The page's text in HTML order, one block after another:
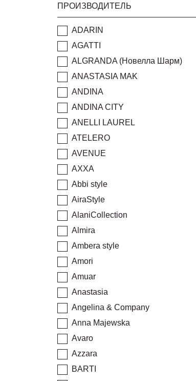
ПРОИЗВОДИТЕЛЬ
ADARIN
AGATTI
ALGRANDA (Новелла Шарм)
ANASTASIA MAK
ANDINA
ANDINA CITY
ANELLI LAUREL
ATELERO
AVENUE
AXXA
Abbi style
AiraStyle
AlaniCollection
Almira
Ambera style
Amori
Amuar
Anastasia
Angelina & Company
Anna Majewska
Avaro
Azzara
BARTI